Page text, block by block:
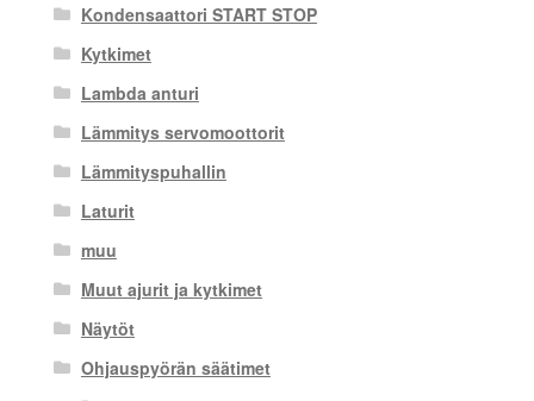
Kondensaattori START STOP
Kytkimet
Lambda anturi
Lämmitys servomoottorit
Lämmityspuhallin
Laturit
muu
Muut ajurit ja kytkimet
Näytöt
Ohjauspyörän säätimet